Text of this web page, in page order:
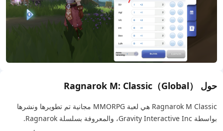
حول Ragnarok M: Classic（Global）
Ragnarok M Classic هي لعبة MMORPG مجانية تم تطويرها ونشرها
بواسطة Gravity Interactive Inc، والمعروفة بسلسلة Ragnarok.